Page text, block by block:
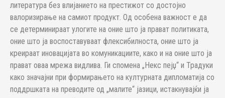
литература без влијанието на престижот со достојно
валоризирање на самиот продукт. Од особена важност е да
се детерминираат улогите на оние што ја прават политиката,
оние што ја воспоставуваат флексибилноста, оние што ја
креираат иновацијата во комуникациите, како и на оние што ја
прават оваа мрежа видлива. Ги спомена „Некс пејџ“ и Традуки
како значајни при формирањето на културната дипломатија со
поддршката на преводите од „малите“ јазици, истакнувајќи ја